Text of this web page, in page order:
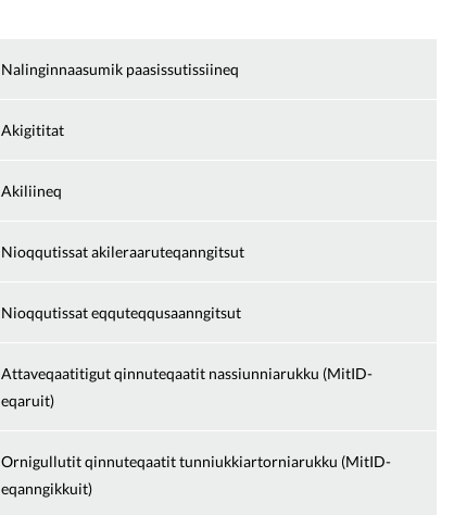
Nalinginnaasumik paasissutissiineq
Akigititat
Akiliineq
Nioqqutissat akileraaruteqanngitsut
Nioqqutissat eqquteqqusaanngitsut
Attaveqaatitigut qinnuteqaatit nassiunniarukku (MitID-
eqaruit)
Ornigullutit qinnuteqaatit tunniukkiartorniarukku (MitID-
eqanngikkuit)